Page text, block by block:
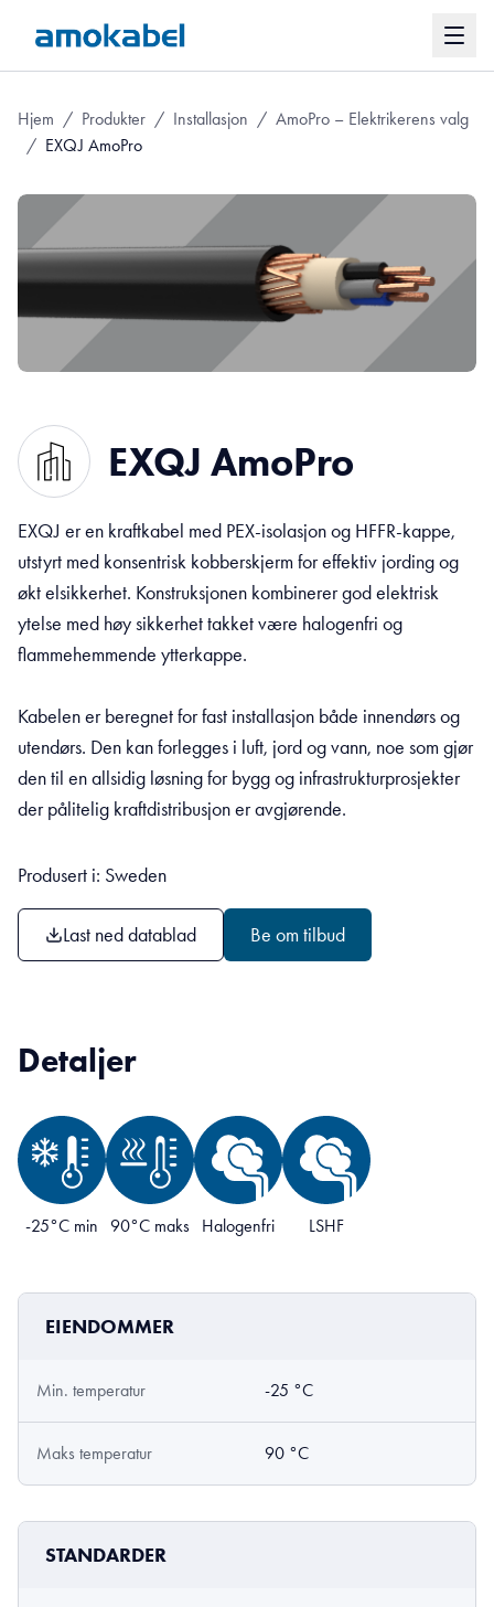
Hjem / Produkter / Installasjon / AmoPro – Elektrikerens valg
/ EXQJ AmoPro
EXQJ AmoPro
EXQJ er en kraftkabel med PEX-isolasjon og HFFR-kappe,
utstyrt med konsentrisk kobberskjerm for effektiv jording og
økt elsikkerhet. Konstruksjonen kombinerer god elektrisk
ytelse med høy sikkerhet takket være halogenfri og
flammehemmende ytterkappe.
Kabelen er beregnet for fast installasjon både innendørs og
utendørs. Den kan forlegges i luft, jord og vann, noe som gjør
den til en allsidig løsning for bygg og infrastrukturprosjekter
der pålitelig kraftdistribusjon er avgjørende.
Produsert i: Sweden
Last ned datablad Be om tilbud
Detaljer
-25°C min 90°C maks Halogenfri LSHF
EIENDOMMER
Min. temperatur -25 °C
Maks temperatur 90 °C
STANDARDER